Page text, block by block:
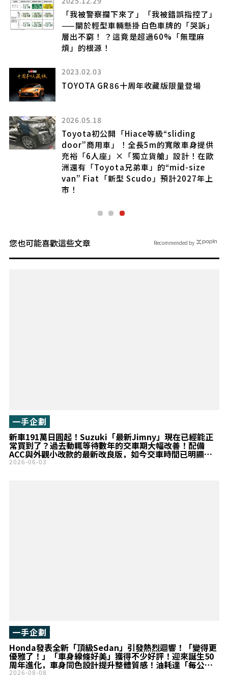
「我被警察攔下來了」「我被錯誤指控了」
——關於輕型車輛懸掛白色車牌的「哭訴」
層出不窮！ ？這竟是超過60%「無理麻
煩」的根源！
2023.02.03
TOYOTA GR86十周年收藏版限量登場
2026.05.18
Toyota初公開「Hiace等級“sliding
door”商用車」！全長5m的寬敞車身提供
充裕「6人座」×「獨立貨艙」設計！在歐
洲還有「Toyota兄弟車」的“mid-size
van” Fiat「新型 Scudo」預計2027年上
市！
您也可能喜歡這些文章
新車191萬日圓起！Suzuki「最新Jimny」現在已經能正
常買到了？過去動輒等待數年的交車期大幅改善！配備
ACC與外觀小改款的最新改良版，如今交車時間已明顯縮
短！
一手企劃
2026-06-03
Honda發表全新「頂級Sedan」引發熱烈迴響！「變得更
優雅了！」「車身線條好美」獲得不少好評！迎來誕生50
周年進化，車身同色設計提升整體質感！油耗達「每公升
23.8km」的「Accord」備受矚目！
一手企劃
2026-08-08
Recommended by